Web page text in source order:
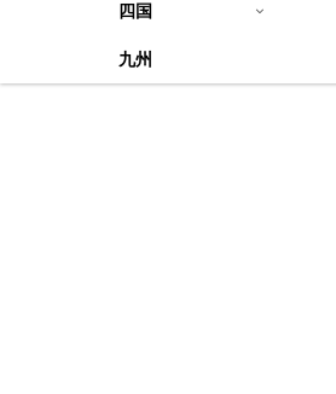
四国
九州